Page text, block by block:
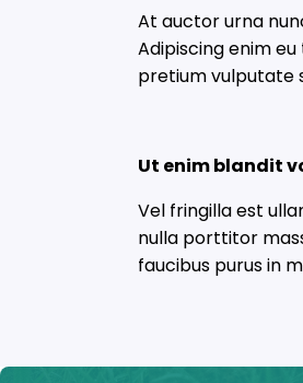
At auctor urna
Adipiscing enim
pretium vulputate
Ut enim blandit
Vel fringilla est
nulla porttitor
faucibus purus in